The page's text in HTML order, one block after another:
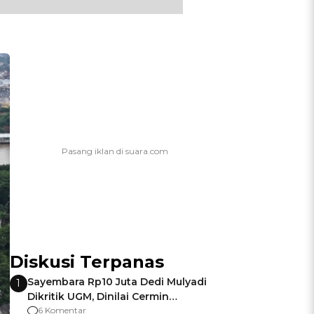
Diskusi Terpanas
1
Sayembara Rp10 Juta Dedi Mulyadi
Dikritik UGM, Dinilai Cermin
Gagalnya Negara Jamin Keamanan
6 Komentar